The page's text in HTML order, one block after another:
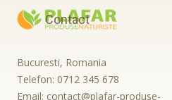
Contact
Bucuresti, Romania
Telefon: 0712 345 678
Email: contact@plafar-produse-